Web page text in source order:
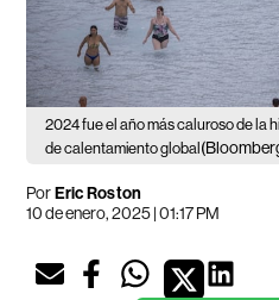
2024 fue el año más caluroso de la
de calentamiento global
PorEric Roston
10 de enero, 2025 | 01:17 PM